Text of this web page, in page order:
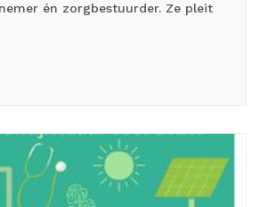
én zorgbestuurder. Ze pleit